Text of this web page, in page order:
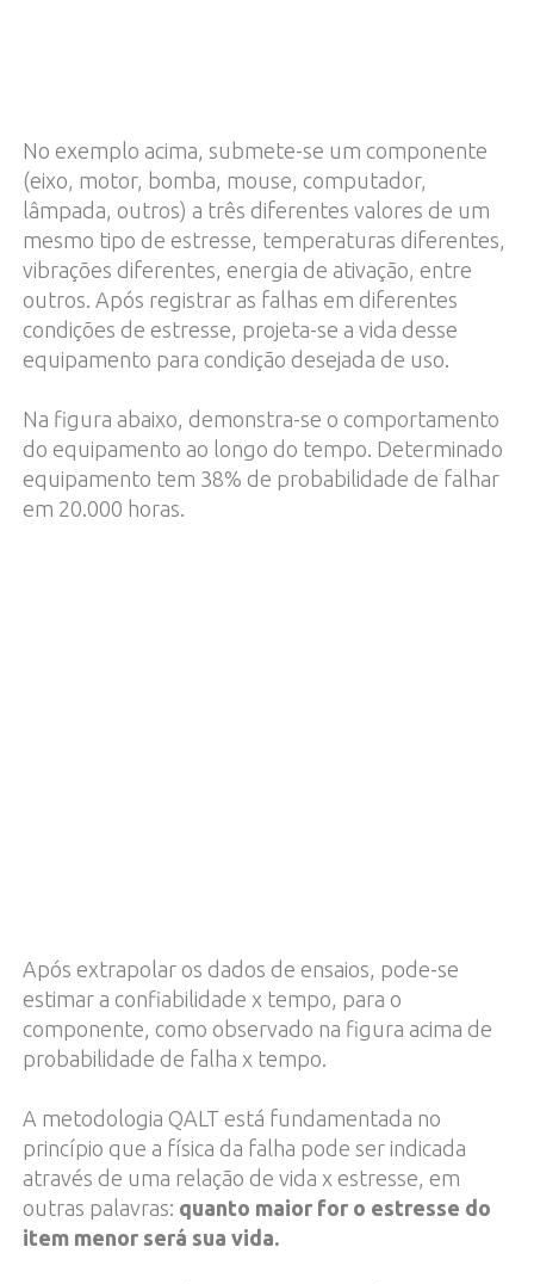
No exemplo acima, submete-se um componente
(eixo, motor, bomba, mouse, computador,
lâmpada, outros) a três diferentes valores de um
mesmo tipo de estresse, temperaturas diferentes,
vibrações diferentes, energia de ativação, entre
outros. Após registrar as falhas em diferentes
condições de estresse, projeta-se a vida desse
equipamento para condição desejada de uso.
Na figura abaixo, demonstra-se o comportamento
do equipamento ao longo do tempo. Determinado
equipamento tem 38% de probabilidade de falhar
em 20.000 horas.
Após extrapolar os dados de ensaios, pode-se
estimar a confiabilidade x tempo, para o
componente, como observado na figura acima de
probabilidade de falha x tempo.
A metodologia QALT está fundamentada no
princípio que a física da falha pode ser indicada
através de uma relação de vida x estresse, em
outras palavras: quanto maior for o estresse do
item menor será sua vida.